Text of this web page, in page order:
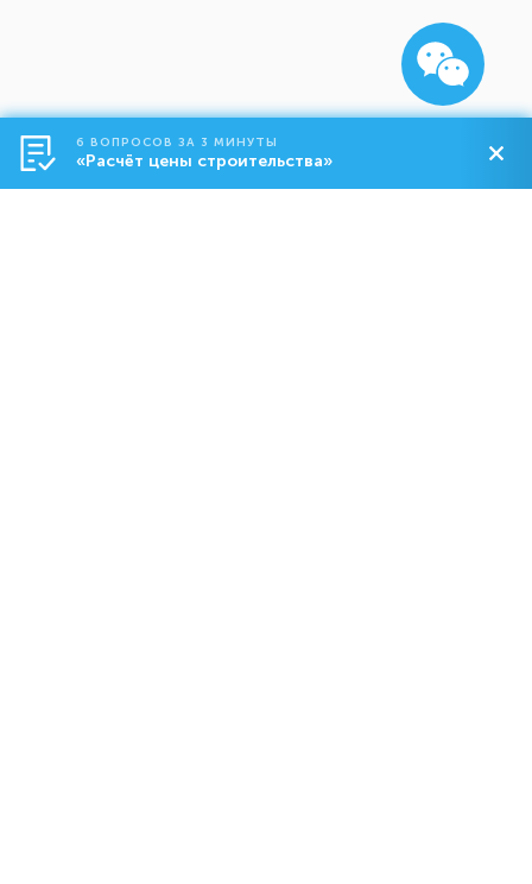
6 ВОПРОСОВ ЗА 3 МИНУТЫ
«Расчёт цены строительства»